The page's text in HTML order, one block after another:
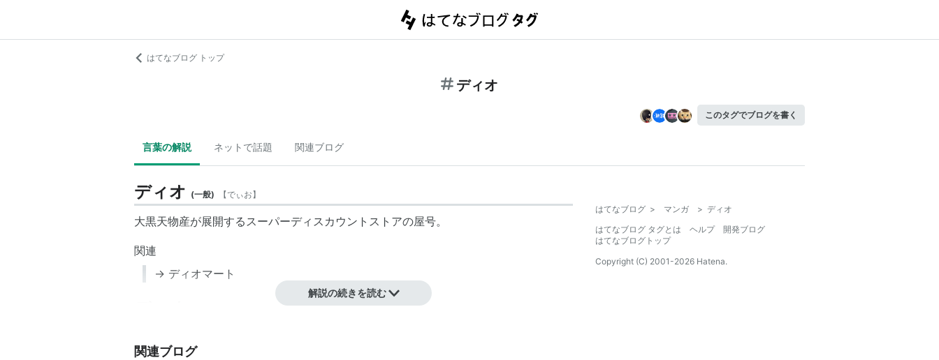
はてなブログ トップ
ディオ
このタグでブログを書く
言葉の解説 ネットで話題 関連ブログ
ディオ (一般) 【でぃお】
大黒天物産が展開するスーパーディスカウントストアの屋号。
関連
→ ディオマート
解説の続きを読む
関連ブログ
はてなブログ > マンガ > ディオ
はてなブログ タグとは
ヘルプ
開発ブログ
はてなブログトップ
Copyright (C) 2001-2026 Hatena.